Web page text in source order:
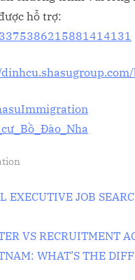
hỗ trợ:
EXECUTIVE JOB
VS RECRUITMENT
WHAT’S THE